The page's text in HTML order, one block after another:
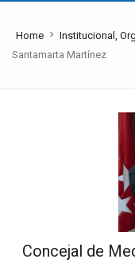
Home Institucional,
Santamarta Martínez
Concejal de